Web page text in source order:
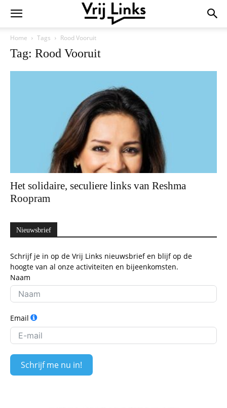
Home Tags Rood Vooruit
Tag: Rood Vooruit
Het solidaire, seculiere links van Reshma
Roopram
Nieuwsbrief
Schrijf je in op de Vrij Links nieuwsbrief en blijf op de
hoogte van al onze activiteiten en bijeenkomsten.
Naam
Email
Schrijf me nu in!